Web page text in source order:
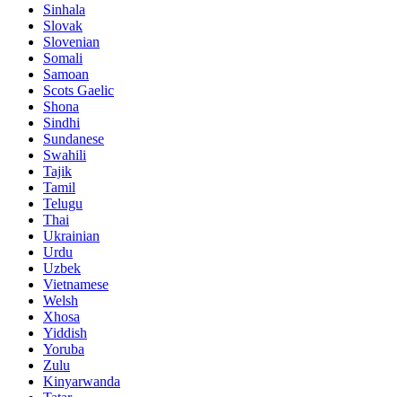
Sinhala
Slovak
Slovenian
Somali
Samoan
Scots Gaelic
Shona
Sindhi
Sundanese
Swahili
Tajik
Tamil
Telugu
Thai
Ukrainian
Urdu
Uzbek
Vietnamese
Welsh
Xhosa
Yiddish
Yoruba
Zulu
Kinyarwanda